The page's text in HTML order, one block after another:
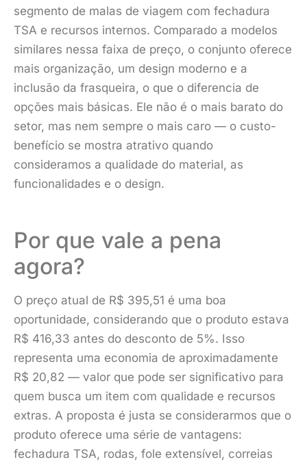
segmento de malas de viagem com fechadura
TSA e recursos internos. Comparado a modelos
similares nessa faixa de preço, o conjunto oferece
mais organização, um design moderno e a
inclusão da frasqueira, o que o diferencia de
opções mais básicas. Ele não é o mais barato do
setor, mas nem sempre o mais caro — o custo-
benefício se mostra atrativo quando
consideramos a qualidade do material, as
funcionalidades e o design.
Por que vale a pena
agora?
O preço atual de R$ 395,51 é uma boa
oportunidade, considerando que o produto estava
R$ 416,33 antes do desconto de 5%. Isso
representa uma economia de aproximadamente
R$ 20,82 — valor que pode ser significativo para
quem busca um item com qualidade e recursos
extras. A proposta é justa se considerarmos que o
produto oferece uma série de vantagens:
fechadura TSA, rodas, fole extensível, correias